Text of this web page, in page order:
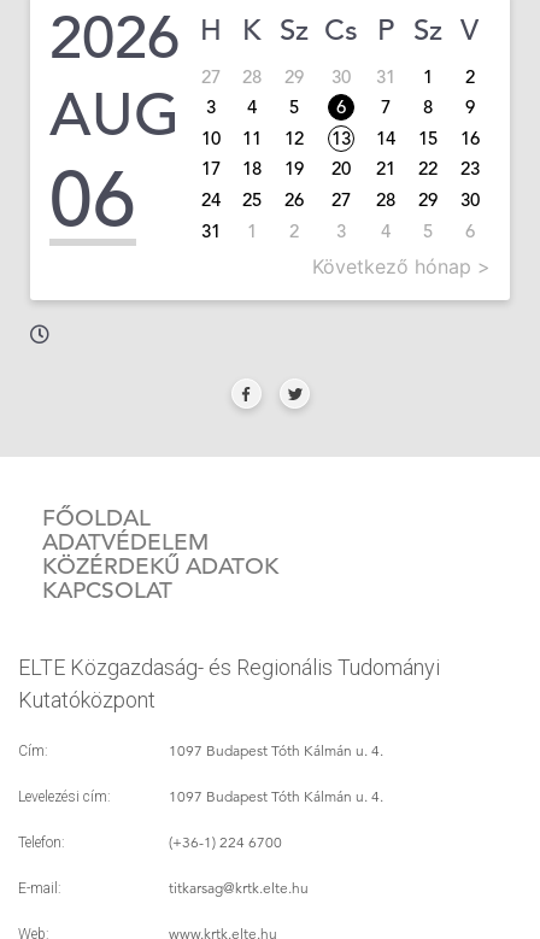
2026
AUG
06
H K Sz Cs P Sz V
27 28 29 30 31 1
2
3
4 5 6 7 8
9
10
11 12 13 14 15
16
17
18 19 20 21 22
23
24
25 26 27 28 29
30
31
1 2 3 4 5 6
Következő hónap >
FŐOLDAL
ADATVÉDELEM
KÖZÉRDEKŰ ADATOK
KAPCSOLAT
ELTE Közgazdaság- és Regionális Tudományi
Kutatóközpont
Cím: 1097 Budapest Tóth Kálmán u. 4.
Levelezési cím: 1097 Budapest Tóth Kálmán u. 4.
Telefon: (+36-1) 224 6700
E-mail: titkarsag@krtk.elte.hu
Web: www.krtk.elte.hu